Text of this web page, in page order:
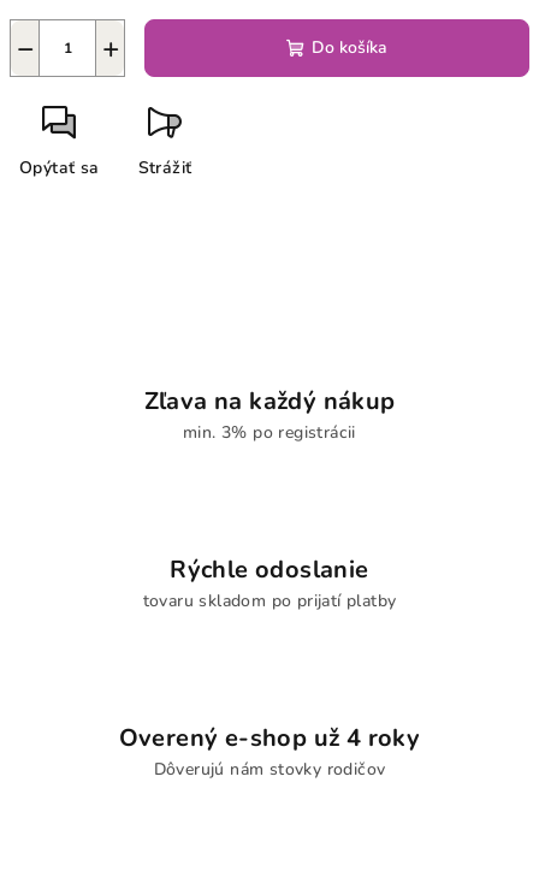
+
− Do košíka
Opýtať sa Strážiť
Zľava na každý nákup
min. 3% po registrácii
Rýchle odoslanie
tovaru skladom po prijatí platby
Overený e-shop už 4 roky
Dôverujú nám stovky rodičov